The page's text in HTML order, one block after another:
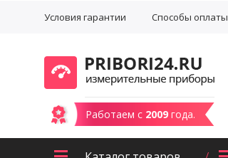
Условия гарантии Способы оплаты
Работаем с 2009 года.